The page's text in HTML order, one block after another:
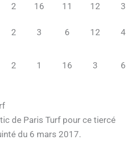
2 16 11 12 3
2 3 6 12 4
2 1 16 3 6
de Paris Turf pour ce tiercé
du 6 mars 2017.